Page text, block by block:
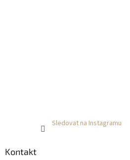
Sledovat na Instagramu
Kontakt